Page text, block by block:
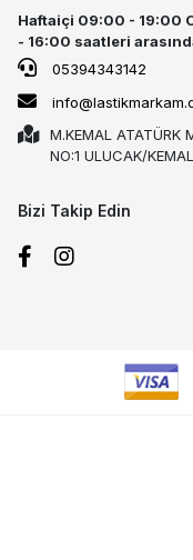
Haftaiçi 09:00 - 19:00
- 16:00 saatleri
05394343142
M.KEMAL ATATÜRK
NO:1 ULUCAK/
Bizi Takip Edin